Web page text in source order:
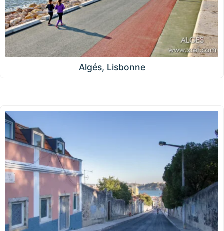
Algés, Lisbonne